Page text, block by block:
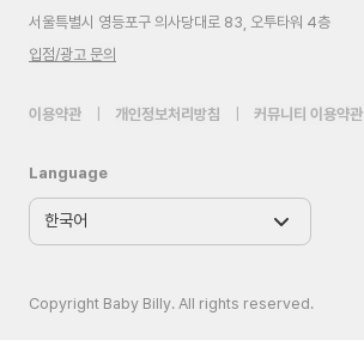
서울특별시 영등포구 의사당대로 83, 오투타워 4층
입점/광고 문의
이용약관 개인정보처리방침 커뮤니티 이용약관
Language
Copyright Baby Billy. All rights reserved.